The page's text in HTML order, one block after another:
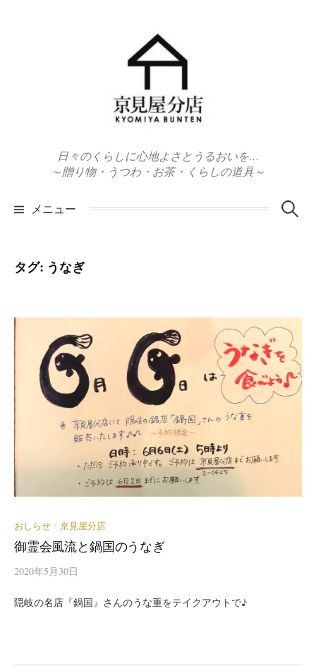
日々のくらしに心地よさとうるおいを…
～贈り物・うつわ・お茶・くらしの道具～
メニュー 検
タグ: うなぎ
おしらせ / 京見屋分店
御霊会風流と鍋国のうなぎ
2020年5月30日
隠岐の名店『鍋国』さんのうな重をテイクアウトで♪